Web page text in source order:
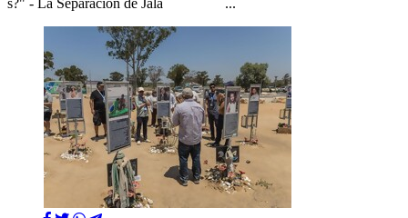
s?" - La Separación de Jalá ...